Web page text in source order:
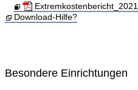
Download-Hilfe?
Besondere Einrichtungen